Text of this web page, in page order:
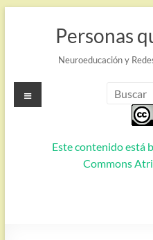
Personas
Neuroeducación y
Este contenido está
Commons
Menú